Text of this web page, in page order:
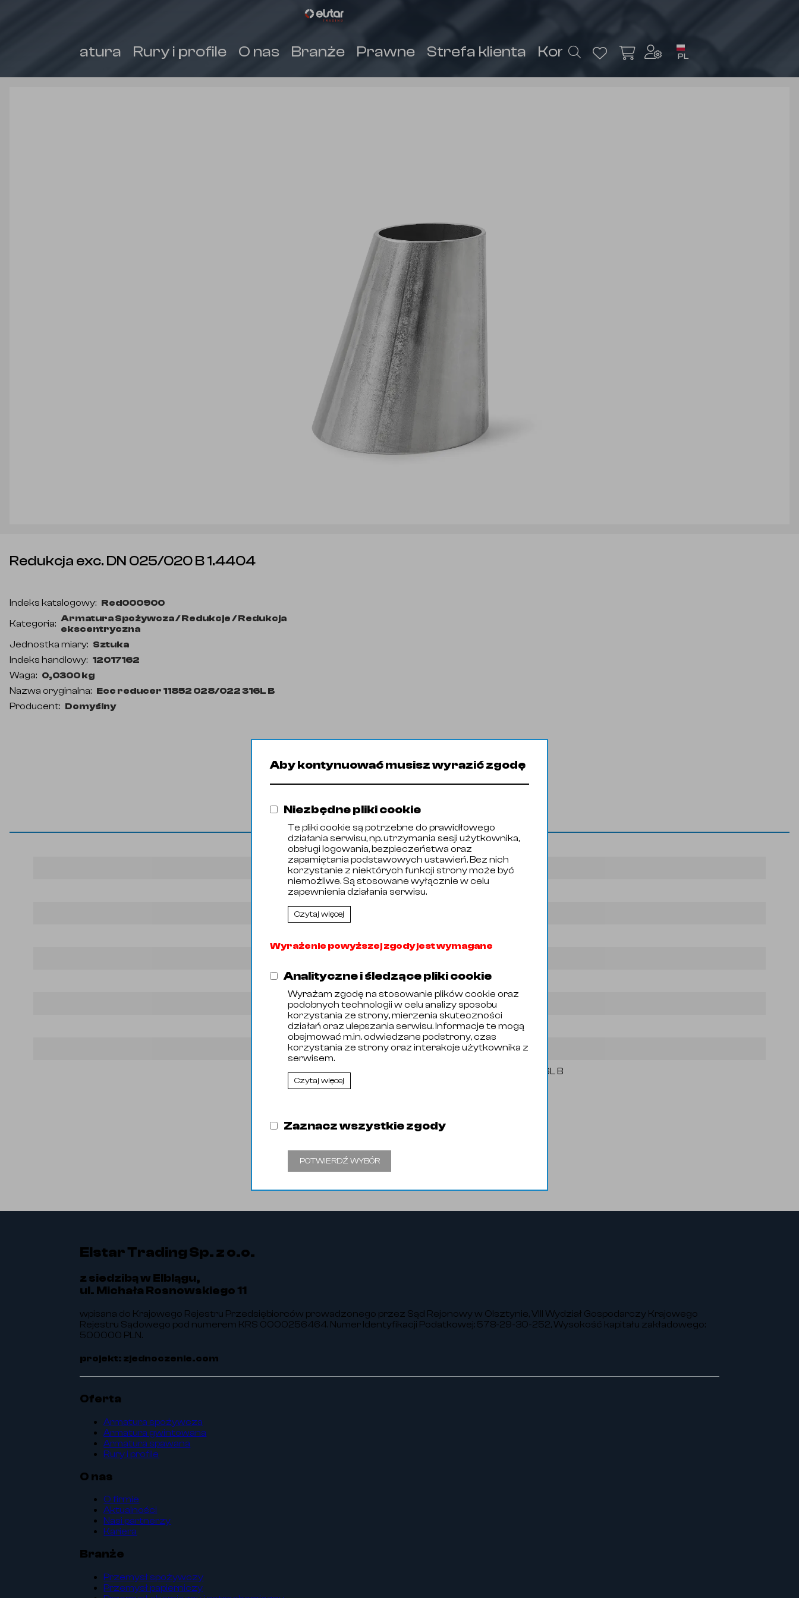
Armatura Rury i profile O nas Branże Prawne Strefa klienta Kontakt PL
Redukcja exc. DN 025/020 B 1.4404
Indeks katalogowy: Red000900
Kategoria: Armatura Spożywcza / Redukcje / Redukcja
ekscentryczna
Jednostka miary: Sztuka
Indeks handlowy: 12017162
Waga: 0,0300 kg
Nazwa oryginalna: Ecc reducer 11852 028/022 316L B
Producent: Domyślny
Parametry
Kod Celny 73072390
Wyróżnik 01skr
PKWIU 24.20.40.0
Podatek 23%
Identyfikator zewnętrzny 106630
Waga 0,0300 kg
Nazwa oryginalna Ecc reducer 11852 028/022 316L B
Elstar Trading Sp. z o.o.
z siedzibą w Elblągu,
ul. Michała Rosnowskiego 11
wpisana do Krajowego Rejestru Przedsiębiorców prowadzonego przez Sąd Rejonowy w Olsztynie, VIII Wydział Gospodarczy Krajowego
Rejestru Sądowego pod numerem KRS 0000256464. Numer Identyfikacji Podatkowej: 578-29-30-252, Wysokość kapitału zakładowego:
500000 PLN.
projekt: zjednoczenie.com
Oferta
Armatura spożywcza
Armatura gwintowana
Armatura spawana
Rury i profile
O nas
O firmie
Aktualności
Nasi partnerzy
Kariera
Branże
Przemysł spożywczy
Przemysł papierniczy
Aby kontynuować musisz wyrazić zgodę
Niezbędne pliki cookie
Te pliki cookie są potrzebne do prawidłowego
działania serwisu, np. utrzymania sesji użytkownika,
obsługi logowania, bezpieczeństwa oraz
zapamiętania podstawowych ustawień. Bez nich
korzystanie z niektórych funkcji strony może być
niemożliwe. Są stosowane wyłącznie w celu
zapewnienia działania serwisu.
Czytaj więcej
Wyrażenie powyższej zgody jest wymagane
Analityczne i śledzące pliki cookie
Wyrażam zgodę na stosowanie plików cookie oraz
podobnych technologii w celu analizy sposobu
korzystania ze strony, mierzenia skuteczności
działań oraz ulepszania serwisu. Informacje te mogą
obejmować m.in. odwiedzane podstrony, czas
korzystania ze strony oraz interakcje użytkownika z
serwisem.
Czytaj więcej
Zaznacz wszystkie zgody
POTWIERDŹ WYBÓR